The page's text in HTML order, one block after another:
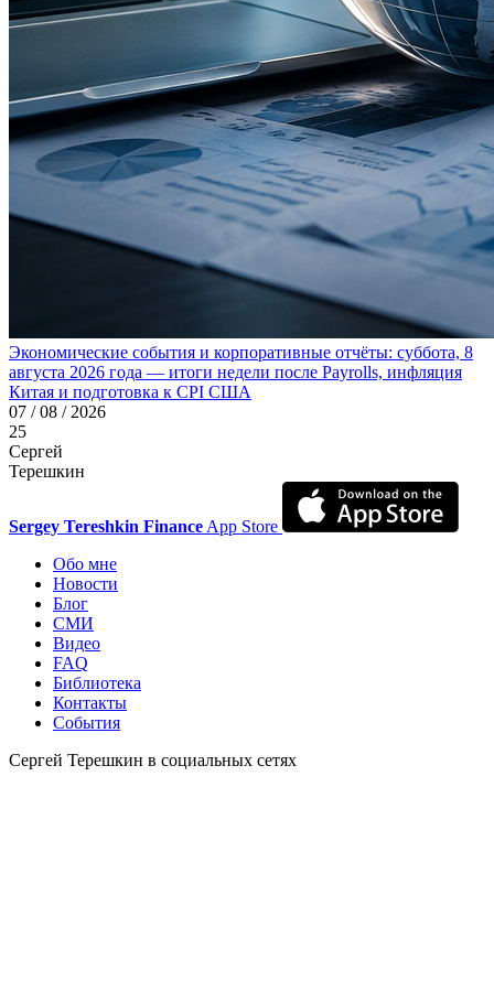
Экономические события и корпоративные отчёты: суббота, 8
августа 2026 года — итоги недели после Payrolls, инфляция
Китая и подготовка к CPI США
07 / 08 / 2026
25
Сергей
Терешкин
Sergey Tereshkin FinanceApp Store
Обо мне
Новости
Блог
СМИ
Видео
FAQ
Библиотека
Контакты
События
Сергей Терешкин в социальных сетях